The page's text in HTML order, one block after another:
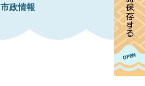
市政情報